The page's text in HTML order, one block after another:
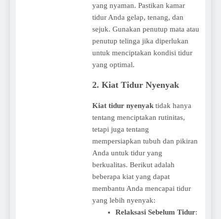
yang nyaman. Pastikan kamar
tidur Anda gelap, tenang, dan
sejuk. Gunakan penutup mata atau
penutup telinga jika diperlukan
untuk menciptakan kondisi tidur
yang optimal.
2. Kiat Tidur Nyenyak
Kiat tidur nyenyaktidak hanya
tentang menciptakan rutinitas,
tetapi juga tentang
mempersiapkan tubuh dan pikiran
Anda untuk tidur yang
berkualitas. Berikut adalah
beberapa kiat yang dapat
membantu Anda mencapai tidur
yang lebih nyenyak:
Relaksasi Sebelum Tidur: